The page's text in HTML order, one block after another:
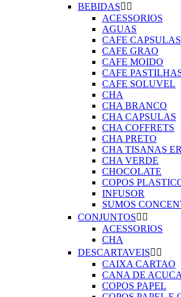
BEBIDAS 
ACESSORIOS
AGUAS
CAFE CAPSULAS
CAFE GRAO
CAFE MOIDO
CAFE
CAFE SOLUVEL
CHA
CHA BRANCO
CHA CAPSULAS
CHA COFFRETS
CHA PRETO
CHA TISANAS
CHA VERDE
CHOCOLATE
COPOS
INFUSOR
SUMOS
CONJUNTOS 
ACESSORIOS
CHA
DESCARTAVEIS 
CAIXA CARTAO
CANA DE
COPOS PAPEL